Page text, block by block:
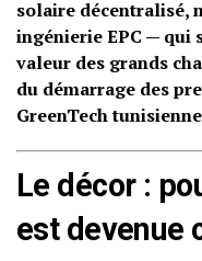
solaire décentralisé,
ingénierie EPC — qui
valeur des grands
du démarrage des
GreenTech
Le décor :
est devenue